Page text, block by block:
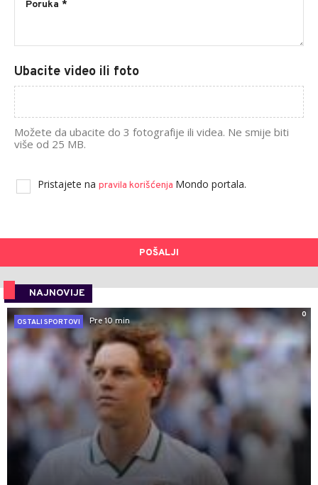
Ubacite video ili foto
Možete da ubacite do 3 fotografije ili videa. Ne smije biti
više od 25 MB.
Pristajete na pravila korišćenja Mondo portala.
POŠALJI
NAJNOVIJE
0
OSTALI SPORTOVI
Pre 10 min